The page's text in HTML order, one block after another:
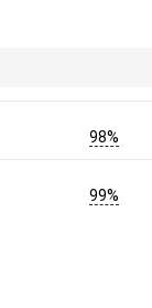
98%
99%